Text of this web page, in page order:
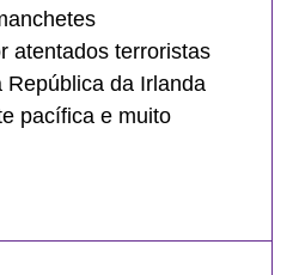
atentados terroristas
República da Irlanda
pacífica e muito